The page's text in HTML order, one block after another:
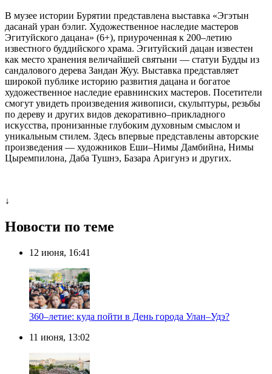
В музее истории Бурятии представлена выставка «Эгэтын
дасанай уран бэлиг. Художественное наследие мастеров
Эгитуйского дацана» (6+), приуроченная к 200–летию
известного буддийского храма. Эгитуйский дацан известен
как место хранения величайшей святыни — статуи Будды из
сандалового дерева Зандан Жуу. Выставка представляет
широкой публике историю развития дацана и богатое
художественное наследие еравнинских мастеров. Посетители
смогут увидеть произведения живописи, скульптуры, резьбы
по дереву и других видов декоративно–прикладного
искусства, пронизанные глубоким духовным смыслом и
уникальным стилем. Здесь впервые представлены авторские
произведения — художников Еши–Нимы Дамбийна, Нимы
Цыремпилона, Даба Тушнэ, Базара Аригунэ и других.
↓
Новости по теме
12 июня, 16:41
360–летие: куда пойти в День города Улан–Удэ?
11 июня, 13:02